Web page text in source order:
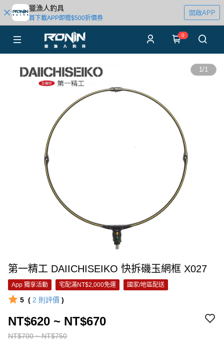
獵漁人釣具
首下載APP即贈$500折價券
開啟APP
0
1/1
第一精工 DAIICHISEIKO 快拆磯玉網框 X027
App 獨享活動 宅配滿NT$2,000免運 國家/地區配送
5 ( 2 則評價 )
NT$700 ~ NT$750
NT$620 ~ NT$670